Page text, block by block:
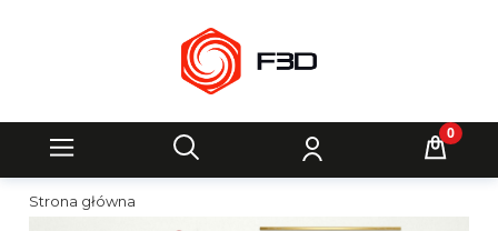
Strona główna